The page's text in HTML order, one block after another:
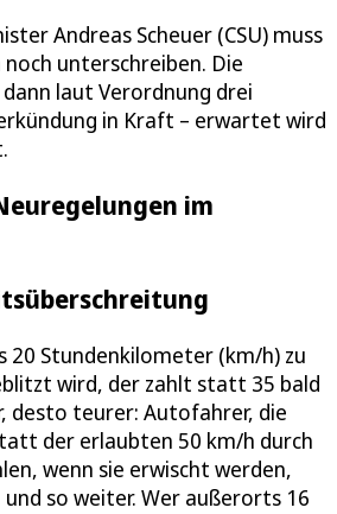
Andreas Scheuer (CSU) muss
unterschreiben. Die
laut Verordnung drei
in Kraft – erwartet wird
im
20 Stundenkilometer (km/h) zu
wird, der zahlt statt 35 bald
desto teurer: Autofahrer, die
der erlaubten 50 km/h durch
wenn sie erwischt werden,
so weiter. Wer außerorts 16